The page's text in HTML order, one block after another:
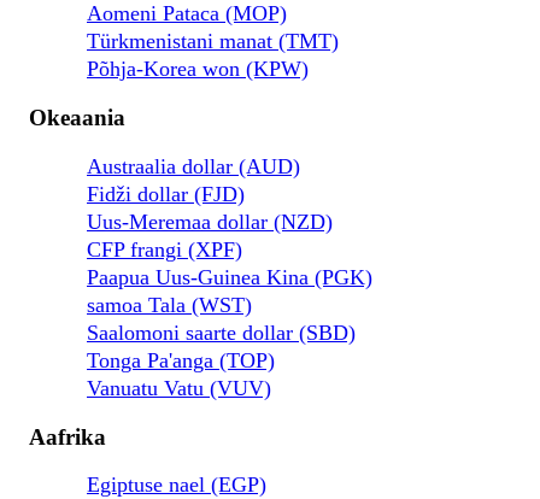
Aomeni Pataca (MOP)
Türkmenistani manat (TMT)
Põhja-Korea won (KPW)
Okeaania
Austraalia dollar (AUD)
Fidži dollar (FJD)
Uus-Meremaa dollar (NZD)
CFP frangi (XPF)
Paapua Uus-Guinea Kina (PGK)
samoa Tala (WST)
Saalomoni saarte dollar (SBD)
Tonga Pa'anga (TOP)
Vanuatu Vatu (VUV)
Aafrika
Egiptuse nael (EGP)